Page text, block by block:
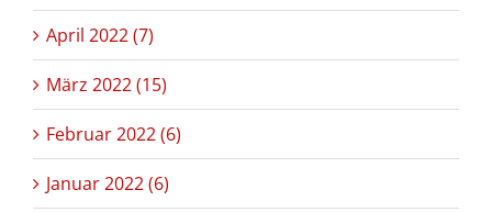
April 2022 (7)
März 2022 (15)
Februar 2022 (6)
Januar 2022 (6)